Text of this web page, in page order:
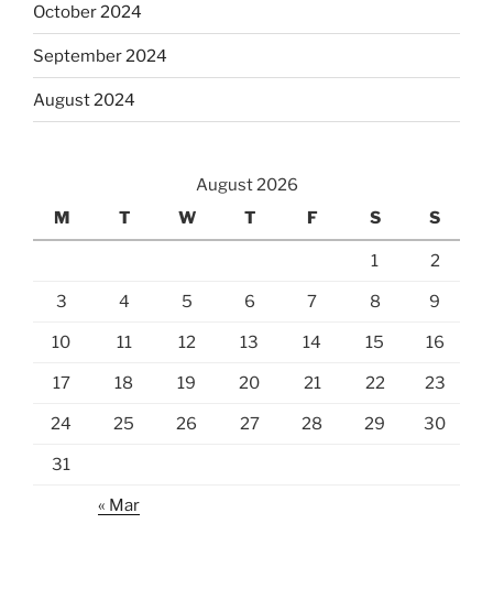
October 2024
September 2024
August 2024
August 2026
M
T W T F S S
1 2
3 4 5 6 7 8 9
10 11 12 13 14 15 16
17 18 19 20 21 22 23
24 25 26 27 28 29 30
31
« Mar